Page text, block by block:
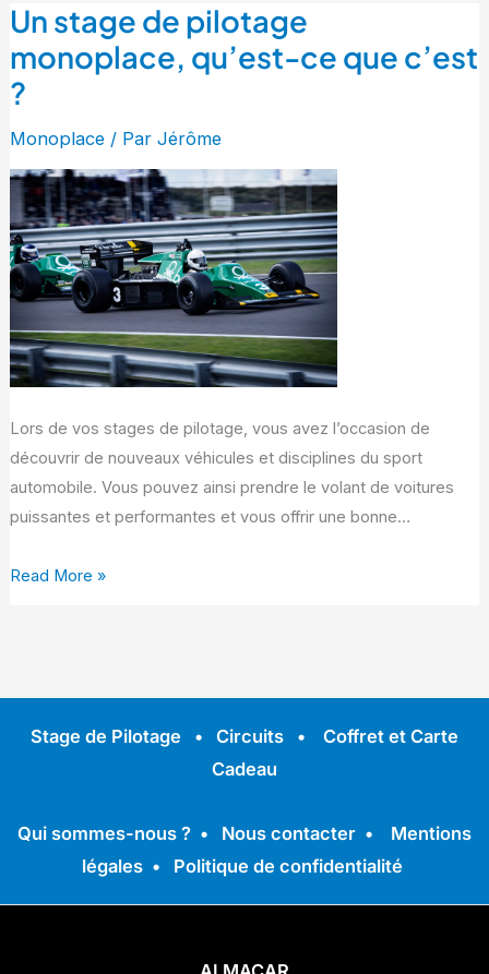
Un stage de pilotage
monoplace, qu’est-ce que c’est
?
Monoplace/ Par Jérôme
Lors de vos stages de pilotage, vous avez l’occasion de
découvrir de nouveaux véhicules et disciplines du sport
automobile. Vous pouvez ainsi prendre le volant de voitures
puissantes et performantes et vous offrir une bonne…
Un
de
pilotage
monoplace,
ce
que
c’est
?
Read More »
Stage de Pilotage • Circuits • Coffret et Carte
Cadeau
Qui sommes-nous ? • Nous contacter • Mentions
légales • Politique de confidentialité